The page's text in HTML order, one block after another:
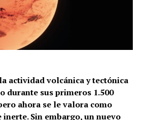
actividad volcánica y tectónica
durante sus primeros 1.500
ahora se le valora como
Sin embargo, un nuevo